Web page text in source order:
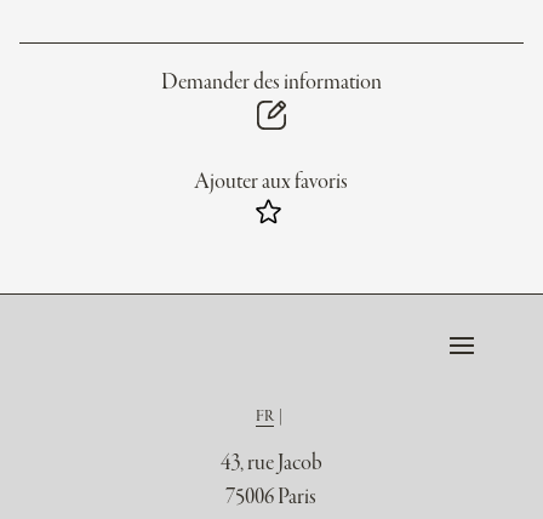
Demander des information
Ajouter aux favoris
FR
43, rue Jacob
75006 Paris